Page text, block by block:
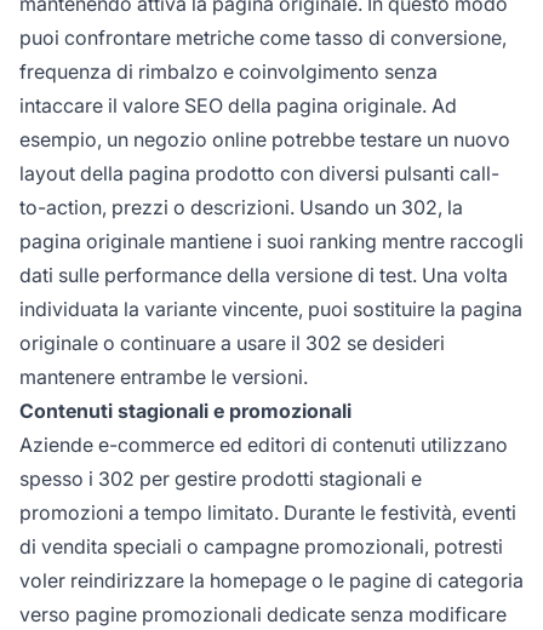
puoi confrontare metriche come tasso di conversione,
frequenza di rimbalzo e coinvolgimento senza
intaccare il valore SEO della pagina originale. Ad
esempio, un negozio online potrebbe testare un nuovo
layout della pagina prodotto con diversi pulsanti call-
to-action, prezzi o descrizioni. Usando un 302, la
pagina originale mantiene i suoi ranking mentre raccogli
dati sulle performance della versione di test. Una volta
individuata la variante vincente, puoi sostituire la pagina
originale o continuare a usare il 302 se desideri
mantenere entrambe le versioni.
Contenuti stagionali e promozionali
Aziende e-commerce ed editori di contenuti utilizzano
spesso i 302 per gestire prodotti stagionali e
promozioni a tempo limitato. Durante le festività, eventi
di vendita speciali o campagne promozionali, potresti
voler reindirizzare la homepage o le pagine di categoria
verso pagine promozionali dedicate senza modificare